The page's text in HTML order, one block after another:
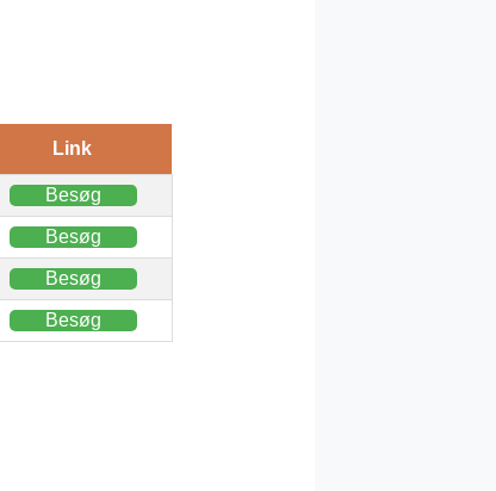
Link
Besøg
Besøg
Besøg
Besøg